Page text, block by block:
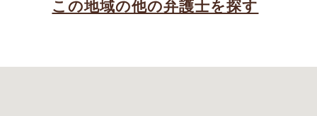
この地域の他の弁護士を探す